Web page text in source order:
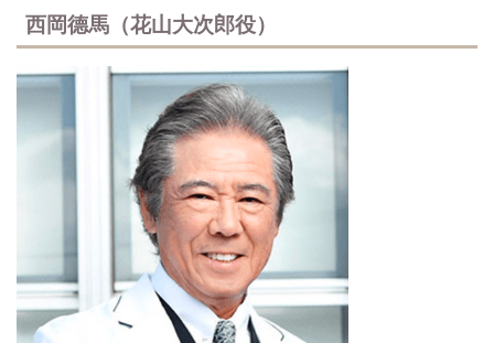
西岡德馬（花山大次郎役）